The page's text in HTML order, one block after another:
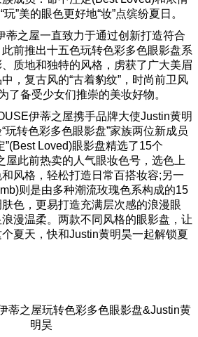
”美的眼色更好地“妆”点缤纷夏日。
之屋一直致力于通过创新打造符合
前推出十五色玩转色彩多色眼影盘系
质地和独特的风格，虏获了广大美眉
，复古风的“古着豹纹”，时尚前卫风
了备受少女们推崇的美妆好物。
伊蒂之屋携手品牌大使Justin黄明
玩转色彩多色眼影盘”家族两位新成员
”(Best Loved)眼影盘精选了15个
屋此前热卖的人气眼妆色号，选色上
风格，轻松打造日常百搭妆容;另一
则是由多种潮流玫瑰色系构成的15
色，更易打造充满层次感的浪漫眼
漫温柔。两款不同风格的眼影盘，让
夏天，快和Justin黄明昊一起解锁夏
之屋玩转色彩多色眼影盘&Justin黄
明昊